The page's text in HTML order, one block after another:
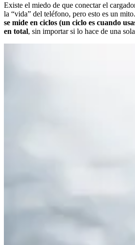
Existe el miedo de que conectar el
la “vida” del teléfono, pero esto es un mito.
se mide en ciclos (un ciclo es cuando
en total, sin importar si lo hace de una